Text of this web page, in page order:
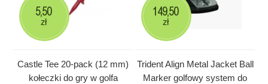
Castle Tee 20-pack (12 mm)
kołeczki do gry w golfa
5,50
zł
Trident Align Metal Jacket Ball
Marker golfowy system do
149,50
zł